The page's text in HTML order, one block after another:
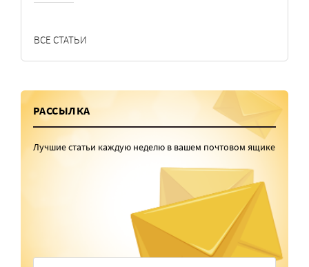
ВСЕ СТАТЬИ
РАССЫЛКА
Лучшие статьи каждую неделю в вашем почтовом ящике